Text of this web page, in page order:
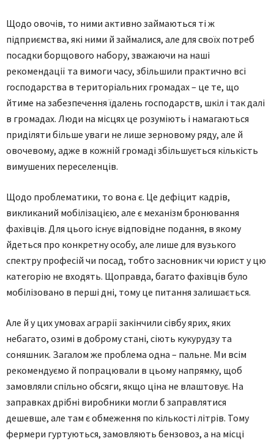
Щодо овочів, то ними активно займаються ті ж
підприємства, які ними й займалися, але для своїх потреб
посадки борщового набору, зважаючи на наші
рекомендації та вимоги часу, збільшили практично всі
господарства в територіальних громадах – це те, що
йтиме на забезпечення їдалень господарств, шкіл і так далі
в громадах. Люди на місцях це розуміють і намагаються
приділяти більше уваги не лише зерновому ряду, але й
овочевому, адже в кожній громаді збільшується кількість
вимушених переселенців.
Щодо проблематики, то вона є. Це дефіцит кадрів,
викликаний мобілізацією, але є механізм бронювання
фахівців. Для цього існує відповідне подання, в якому
йдеться про конкретну особу, але лише для вузького
спектру професій чи посад, тобто засновник чи юрист у цю
категорію не входять. Щоправда, багато фахівців було
мобілізовано в перші дні, тому це питання залишається.
Але й у цих умовах аграрії закінчили сівбу ярих, яких
небагато, озимі в доброму стані, сіють кукурудзу та
соняшник. Загалом же проблема одна – пальне. Ми всім
рекомендуємо й попрацювали в цьому напрямку, щоб
замовляли спільно обсяги, якщо ціна не влаштовує. На
заправках дрібні виробники могли б заправлятися
дешевше, але там є обмеження по кількості літрів. Тому
фермери гуртуються, замовляють бензовоз, а на місці